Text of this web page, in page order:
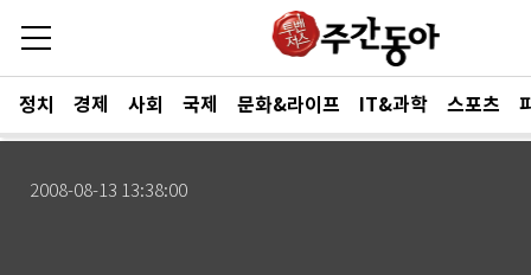
정치 경제 사회 국제 문화&라이프 IT&과학 스포츠
2008-08-13 13:38:00